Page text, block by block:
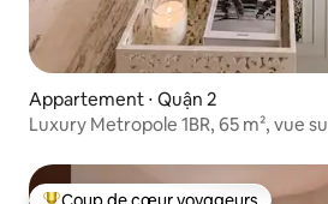
Appartement ⋅ Quận 2
Luxury Metropole 1BR, 65 m², vue